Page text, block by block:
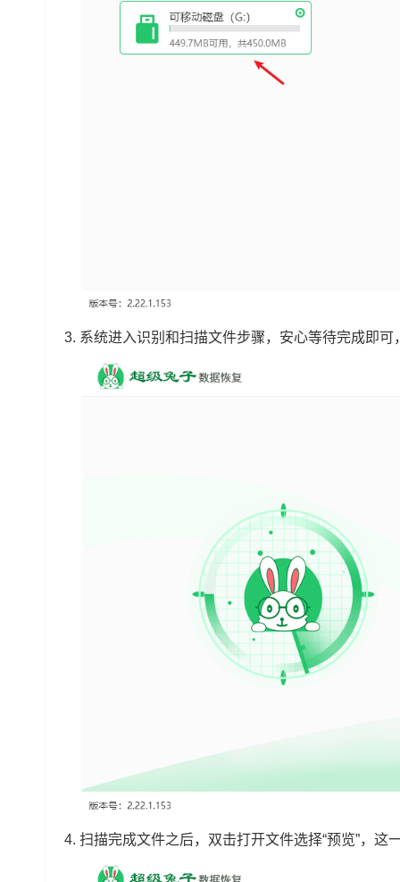
3. 系统进入识别和扫描文件步骤，安心等待完成即可
4. 扫描完成文件之后，双击打开文件选择“预览”，